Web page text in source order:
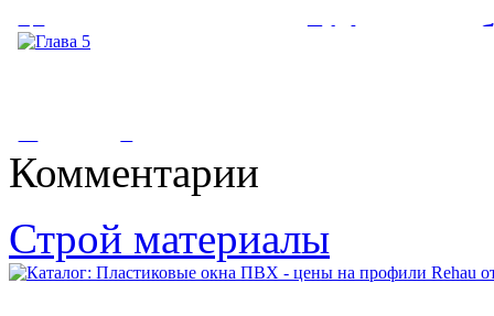
Инвестор вложит 714 млн руб
Глава 5
трудно переоценить. В...
Комментарии
Строй материалы